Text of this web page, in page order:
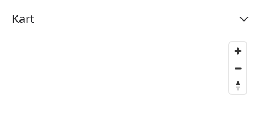
Kart